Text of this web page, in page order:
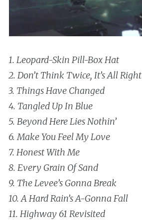
1. Leopard-Skin Pill-Box Hat
2. Don’t Think Twice, It’s All Right
3. Things Have Changed
4. Tangled Up In Blue
5. Beyond Here Lies Nothin’
6. Make You Feel My Love
7. Honest With Me
8. Every Grain Of Sand
9. The Levee’s Gonna Break
10. A Hard Rain’s A-Gonna Fall
11. Highway 61 Revisited